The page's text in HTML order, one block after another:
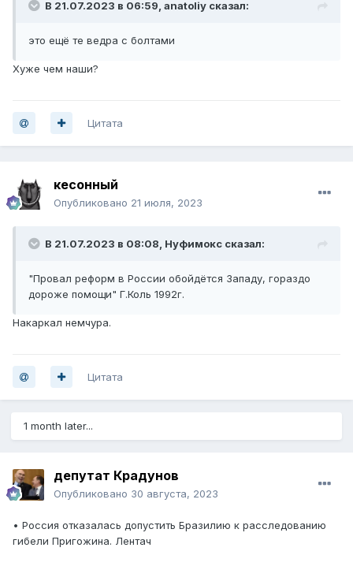
В 21.07.2023 в 06:59, anatoliy сказал:
это ещё те ведра с болтами
Хуже чем наши?
Цитата
кесонный
Опубликовано 21 июля, 2023
В 21.07.2023 в 08:08, Нуфимокс сказал:
"Провал реформ в России обойдётся Западу, гораздо
дороже помощи" Г.Коль 1992г.
Накаркал немчура.
Цитата
1 month later...
депутат Крадунов
Опубликовано 30 августа, 2023
• Россия отказалась допустить Бразилию к расследованию
гибели Пригожина. Лентач